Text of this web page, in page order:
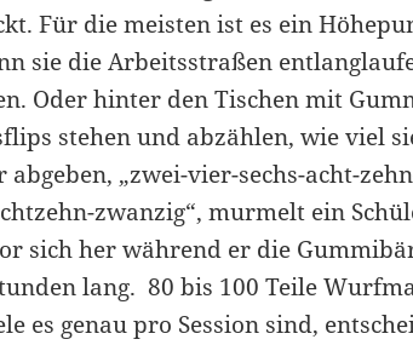
Für die meisten ist es ein
sie die Arbeitsstraßen
Oder hinter den Tischen mit
stehen und abzählen, wie viel
abgeben, „zwei-vier-sechs-acht-
zwanzig“, murmelt ein
sich her während er die
lang. 80 bis 100 Teile
es genau pro Session sind,